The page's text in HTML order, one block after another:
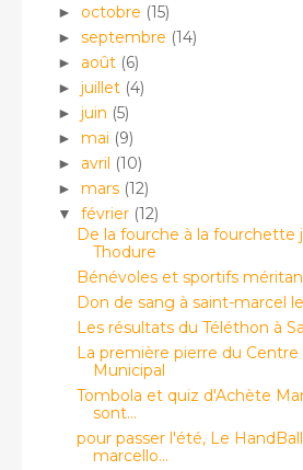
► octobre (15)
► septembre (14)
► août (6)
► juillet (4)
► juin (5)
► mai (9)
► avril (10)
► mars (12)
▼ février (12)
De la fourche à la fourchette
Thodure
Bénévoles et sportifs
Don de sang à saint-marcel
Les résultats du Téléthon à
La première pierre du Centre
Municipal
Tombola et quiz d'Achète
sont...
pour passer l'été, Le
marcello...